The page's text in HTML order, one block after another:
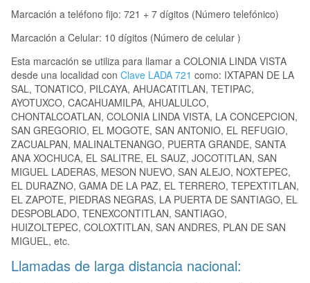
Marcación a teléfono fijo: 721 + 7 dígitos (Número telefónico)
Marcación a Celular: 10 dígitos (Número de celular )
Esta marcación se utiliza para llamar a COLONIA LINDA VISTA
desde una localidad con Clave LADA 721 como: IXTAPAN DE LA
SAL, TONATICO, PILCAYA, AHUACATITLAN, TETIPAC,
AYOTUXCO, CACAHUAMILPA, AHUALULCO,
CHONTALCOATLAN, COLONIA LINDA VISTA, LA CONCEPCION,
SAN GREGORIO, EL MOGOTE, SAN ANTONIO, EL REFUGIO,
ZACUALPAN, MALINALTENANGO, PUERTA GRANDE, SANTA
ANA XOCHUCA, EL SALITRE, EL SAUZ, JOCOTITLAN, SAN
MIGUEL LADERAS, MESON NUEVO, SAN ALEJO, NOXTEPEC,
EL DURAZNO, GAMA DE LA PAZ, EL TERRERO, TEPEXTITLAN,
EL ZAPOTE, PIEDRAS NEGRAS, LA PUERTA DE SANTIAGO, EL
DESPOBLADO, TENEXCONTITLAN, SANTIAGO,
HUIZOLTEPEC, COLOXTITLAN, SAN ANDRES, PLAN DE SAN
MIGUEL, etc.
Llamadas de larga distancia nacional: